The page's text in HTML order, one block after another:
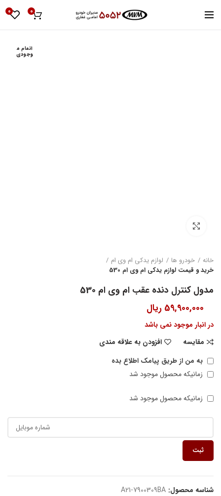
0
0
اتمام م
وجودی
خانه خودرو ها
لوازم یدکی ام وی ام
خرید و قیمت لوازم یدکی ام وی ام 530
مدول کنترل دنده عقب ام وی ام 530
59,900,000 ریال
در انبار موجود نمی باشد
مقایسه
افزودن به علاقه مندی
به من از طریق پیامک اطلاع بده
زمانیکه محصول موجود شد
زمانیکه محصول موجود شد
ثبت
شناسه محصول: A21-7900309BA